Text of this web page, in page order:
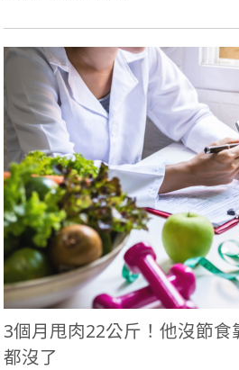
3個月甩肉22公斤！他沒節
都沒了